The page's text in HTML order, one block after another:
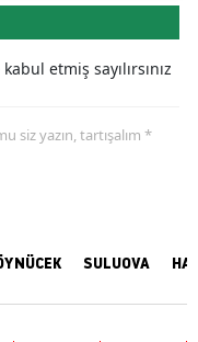
etmiş sayılırsınız
siz yazın, tartışalım *
SULUOVA